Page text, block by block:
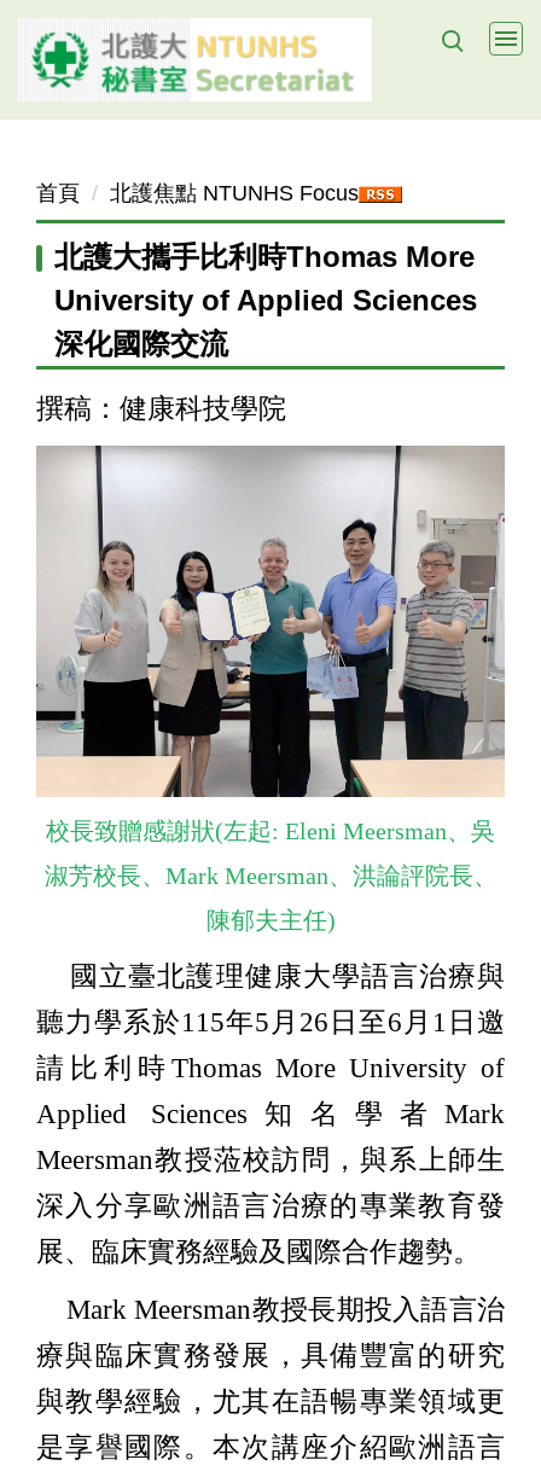
跳
到
要
首頁 北護焦點 NTUNHS Focus
北護大攜手比利時Thomas More
University of Applied Sciences
深化國際交流
撰稿：健康科技學院
校長致贈感謝狀(左起: Eleni Meersman、吳
淑芳校長、Mark Meersman、洪論評院長、
陳郁夫主任)
國立臺北護理健康大學語言治療與
聽力學系於115年5月26日至6月1日邀
請比利時Thomas More University of
Applied Sciences知名學者Mark
Meersman教授蒞校訪問，與系上師生
深入分享歐洲語言治療的專業教育發
展、臨床實務經驗及國際合作趨勢。
Mark Meersman教授長期投入語言治
療與臨床實務發展，具備豐富的研究
與教學經驗，尤其在語暢專業領域更
是享譽國際。本次講座介紹歐洲語言